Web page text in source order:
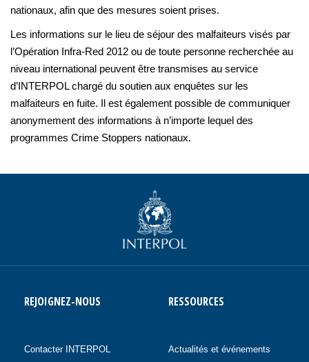
nationaux, afin que des mesures soient prises.
Les informations sur le lieu de séjour des malfaiteurs visés par
l’Opération Infra-Red 2012 ou de toute personne recherchée au
niveau international peuvent être transmises au service
d’INTERPOL chargé du soutien aux enquêtes sur les
malfaiteurs en fuite. Il est également possible de communiquer
anonymement des informations à n’importe lequel des
programmes Crime Stoppers nationaux.
REJOIGNEZ-NOUS
Contacter INTERPOL
RESSOURCES
Actualités et événements